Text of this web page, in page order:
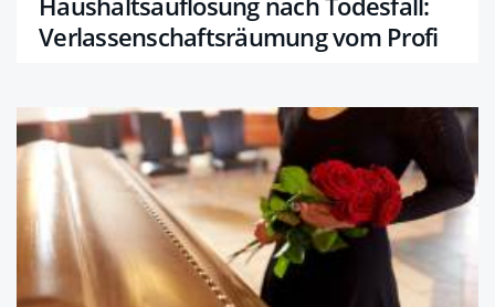
Verlassenschafts­räumung vom Profi